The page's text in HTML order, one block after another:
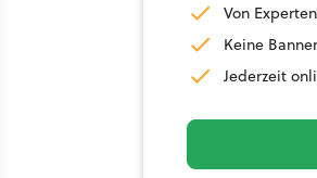
Von
Keine
Jederzeit